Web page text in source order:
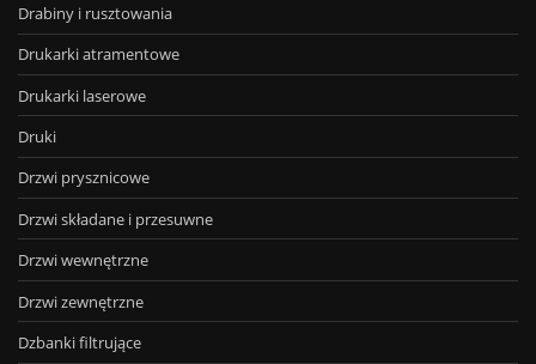
Drabiny i rusztowania
Drukarki atramentowe
Drukarki laserowe
Druki
Drzwi prysznicowe
Drzwi składane i przesuwne
Drzwi wewnętrzne
Drzwi zewnętrzne
Dzbanki filtrujące